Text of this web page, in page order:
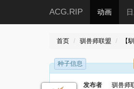
ACG.RIP 动画
首页 驯兽师联盟 【
种子信息
发布者
驯兽师